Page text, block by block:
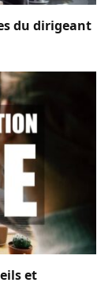
du dirigeant
et